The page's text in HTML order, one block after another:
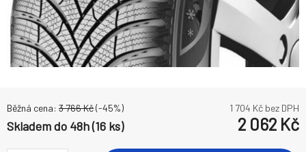
Běžná cena: 3 766Kč(-45%) 1 704 Kč bez DPH
Skladem do 48h (16 ks) 2 062 Kč